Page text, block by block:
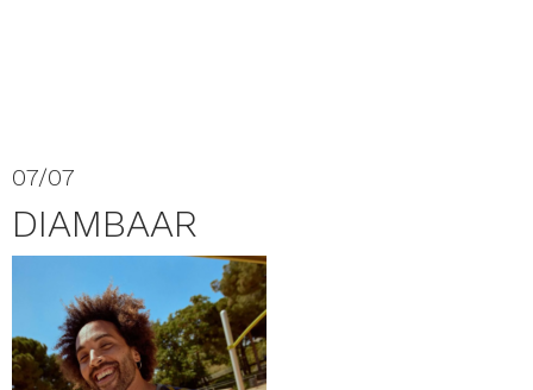
07/07
DIAMBAAR